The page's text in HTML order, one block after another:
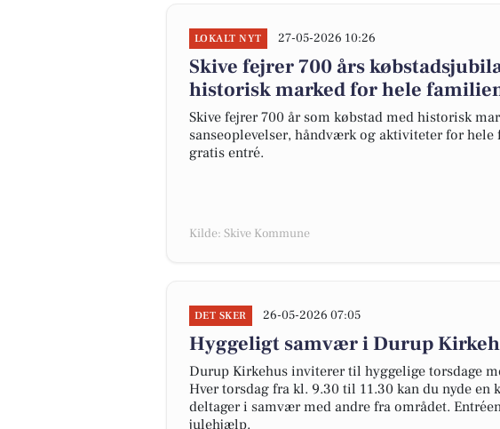
LOKALT NYT 27-05-2026 10:26
Skive fejrer 700 års
historisk marked for hele
Skive fejrer 700 år som købstad med historisk
sanseoplevelser, håndværk og aktiviteter for
gratis entré.
Kilde: Skive Kommune
DET SKER 26-05-2026 07:05
Hyggeligt samvær i Durup
Durup Kirkehus inviterer til hyggelige torsdage
Hver torsdag fra kl. 9.30 til 11.30 kan du nyde
deltager i samvær med andre fra området.
julehjælp.